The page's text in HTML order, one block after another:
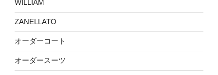
WILLIAM
ZANELLATO
オーダーコート
オーダースーツ